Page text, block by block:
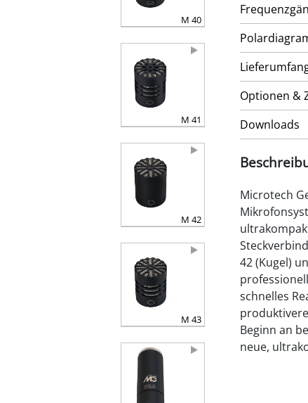
M 40
M 41
M 42
M 43
Optionen &
Downloads
Microtech
42 (Kugel)
schnelles
Beginn an
neue,